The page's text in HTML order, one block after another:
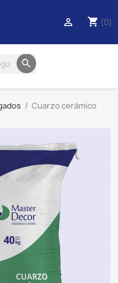
shopping_cart (0)


Cuarzo cerámico